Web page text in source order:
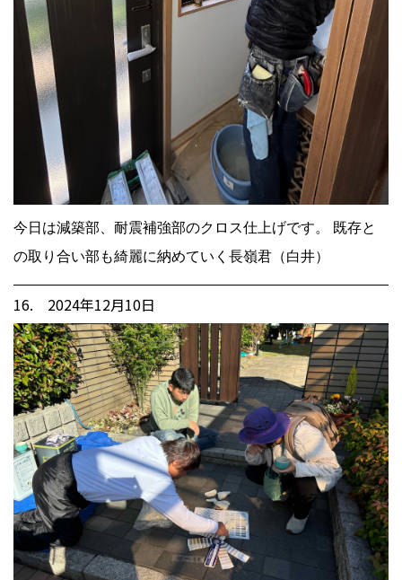
今日は減築部、耐震補強部のクロス仕上げです。 既存と
の取り合い部も綺麗に納めていく長嶺君（白井）
16. 2024年12月10日